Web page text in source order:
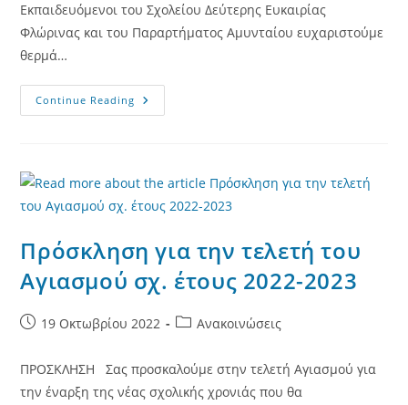
Εκπαιδευόμενοι του Σχολείου Δεύτερης Ευκαιρίας
Φλώρινας και του Παραρτήματος Αμυνταίου ευχαριστούμε
θερμά…
Continue Reading Ευχαριστήριο
Για
Πρόσκληση για την τελετή του
Αγιασμού σχ. έτους 2022-2023
Post19 Οκτωβρίου 2022
PostΑνακοινώσεις
ΠΡΟΣΚΛΗΣΗ Σας προσκαλούμε στην τελετή Αγιασμού για
την έναρξη της νέας σχολικής χρονιάς που θα